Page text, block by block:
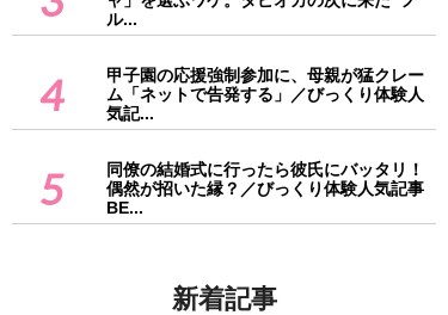
ル...
4
甲子園の応援強制参加に、母親が猛クレー
ム「ネットで告発する」／びっくり体験人
気記...
5
同僚の結婚式に行ったら彼氏にバッタリ！
偶然が招いた縁？／びっくり体験人気記事
BE...
新着記事